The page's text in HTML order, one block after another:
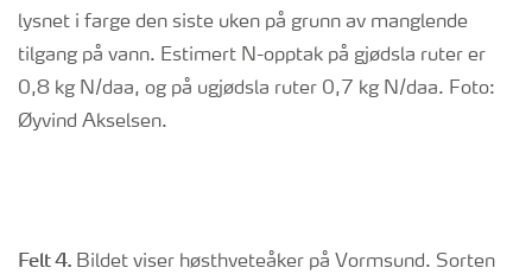
lysnet i farge den siste uken på grunn av manglende
tilgang på vann. Estimert N-opptak på gjødsla ruter er
0,8 kg N/daa, og på ugjødsla ruter 0,7 kg N/daa. Foto:
Øyvind Akselsen.
Felt 4. Bildet viser høsthveteåker på Vormsund. Sorten